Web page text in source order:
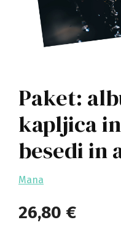
Paket:
kapljica
besedi in
Mana
26,80 €